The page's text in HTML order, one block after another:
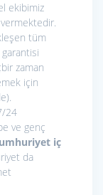
ekibimiz
tüm
zaman
için
24
ve genç
iç
da